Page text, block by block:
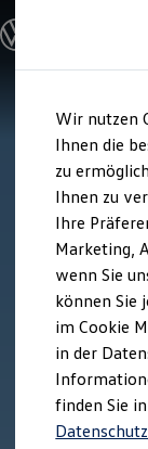
Hauptinhalt
springen
Footer
springen
Modelle und
SUV
Kombis
Schnell
Angebote
E-Auto-
Die
Junge
Wir nutzen
Ihnen die
zu
Ihnen zu
Ihre
Marketing,
wenn Sie
können Sie
im Cookie
in der
finden Sie